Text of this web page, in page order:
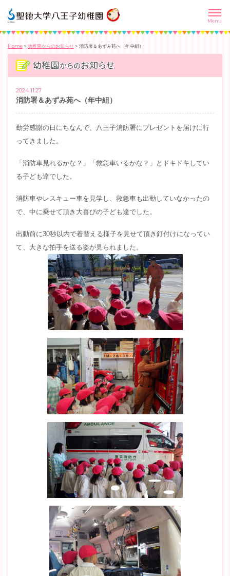
Home > 幼稚園からのお知らせ > 消防署＆あずみ苑へ（年中組）
2024.11.27
消防署＆あずみ苑へ（年中組）
勤労感謝の日にちなんで、八王子消防署にプレゼントを届けに行
ってきました。
「消防車見れるかな？」「救急車いるかな？」とドキドキしてい
る子ども達でした。
消防車やレスキュー車を見学し、救急車も出動していなかったの
で、中に乗せて頂き大喜びの子ども達でした。
出動前に30秒以内で着替える様子を見せて頂き釘付けになってい
て、大きな拍手を送る姿が見られました。